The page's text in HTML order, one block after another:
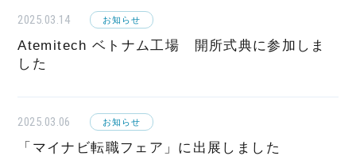
2025.03.14 お知らせ
Atemitech ベトナム工場 開所式典に参加しま
した
2025.03.06 お知らせ
「マイナビ転職フェア」に出展しました